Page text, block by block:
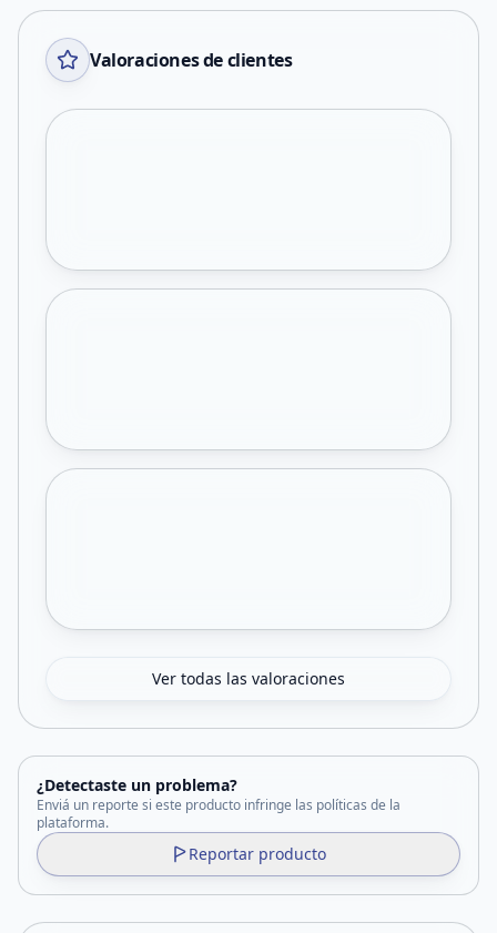
Valoraciones de clientes
Ver todas las valoraciones
¿Detectaste un problema?
Enviá un reporte si este producto infringe las políticas de la
plataforma.
Reportar producto